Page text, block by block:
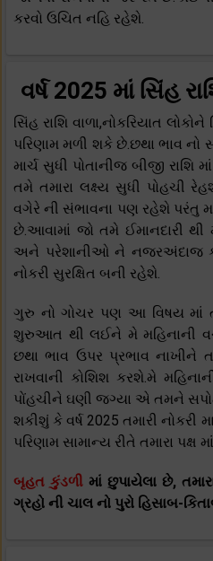
કરવો ઉચિત નહિ રહેશે.
વર્ષ 2025 માં સિંહ
સિંહ રાશિ વાળા,નોકરિયાત
પરિણામ મળી શકે છે.છથા ભાવ નો
માર્ચ સુધી પોતાનીજ બીજી રાશિ
તમે તમારા લક્ષ્ય સુધી પોહચી
વગેરે ની સંભાવના પણ રહેશે પરંતુ
છે.આવામાં જો તમે ઈમાનદારી થી
અને પરેશાનીઓ ને નજરઅંદાજ
નોકરી સુરક્ષિત બની રહેશે.
ગુરુ નો ગોચર પણ આ વિષય માં
શુરુઆત થી લઈને મે મહિનાની
છથા ભાવ ઉપર પ્રભાવ નાખીને
રાખવાની કોશિશ કરશે.મે
પોંહચીને ઘણી જગ્યા એ તમને
શકીશું કે વર્ષ 2025 તમારી નોકરી
પરિણામ સામાન્ય રીતે તમારા પક્ષ
બૃહત કુંડળી માં છુપાયેલા છે,
ગ્રહો ની ચાલ નો પુરો હિસાબ-